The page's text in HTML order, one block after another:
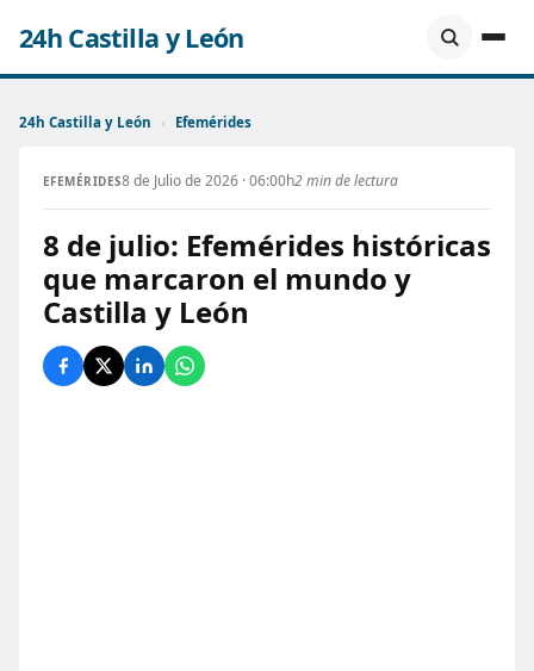
24h Castilla y León
24h Castilla y León › Efemérides
EFEMÉRIDES8 de Julio de 2026 · 06:00h2 min de lectura
8 de julio: Efemérides históricas
que marcaron el mundo y
Castilla y León